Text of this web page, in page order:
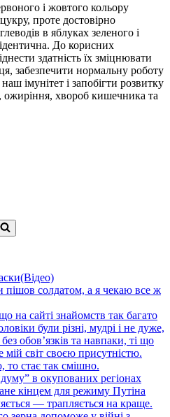
і жовтого кольору
проте достовірно
в яблуках зеленого і
До корисних
здатність їх зміцнювати
забезпечити нормальну роботу
імунітет і запобігти розвитку
ожиріння, хвороб кишечника та
солдатом, а я чекаю все ж
на сайті знайомств так багато
були різні, мудрі і не дуже,
обов’язків та навпаки, ті що
мій світ своєю присутністю.
то стає так смішно.
в окупованих регіонах
кінцем для режиму Путіна
— трапляється на краще.